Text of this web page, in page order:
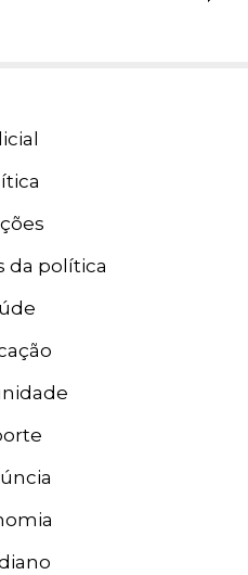
da política